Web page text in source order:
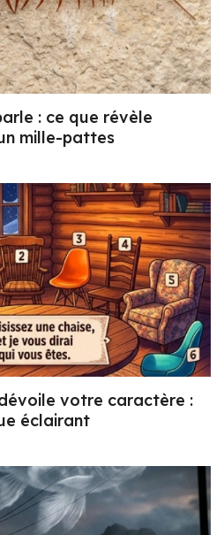
: ce que révèle
mille-pattes
votre caractère :
éclairant